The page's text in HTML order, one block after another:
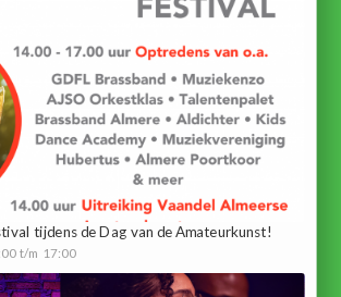
tijdens de Dag van de Amateurkunst!
t/m 17:00